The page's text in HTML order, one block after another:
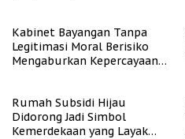
Kabinet Bayangan Tanpa
Legitimasi Moral Berisiko
Mengaburkan Kepercayaan
Rumah Subsidi Hijau
Didorong Jadi Simbol
Kemerdekaan yang Layak